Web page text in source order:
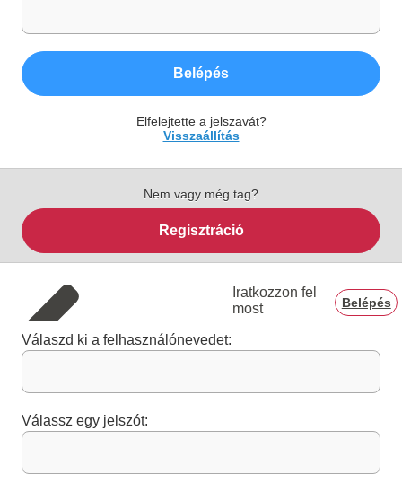
Belépés
Elfelejtette a jelszavát?
Visszaállítás
Nem vagy még tag?
Regisztráció
Iratkozzon fel
most
Belépés
Válaszd ki a felhasználónevedet:
Válassz egy jelszót: